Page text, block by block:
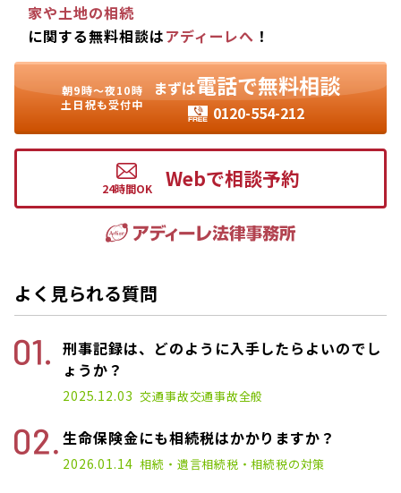
家や土地の相続
に関する無料相談はアディーレへ ！
朝9時〜夜10時
土日祝も受付中
まずは電話で無料相談
0120-554-212
Webで相談予約
よく見られる質問
刑事記録は、どのように入手したらよいのでし
ょうか？
2025.12.03 交通事故交通事故全般
生命保険金にも相続税はかかりますか？
2026.01.14 相続・遺言相続税・相続税の対策